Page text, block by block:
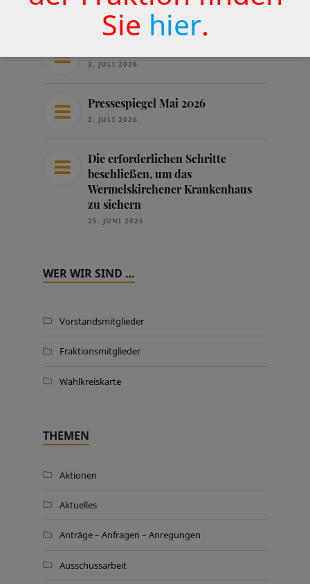
2. JULI 2026
Pressespiegel Mai 2026
2. JULI 2026
Die erforderlichen Schritte
beschließen, um das
Wermelskirchener Krankenhaus
zu sichern
25. JUNI 2026
WER WIR SIND …
Vorstandsmitglieder
Fraktionsmitglieder
Wahlkreiskarte
THEMEN
Aktionen
Aktuelles
Anträge – Anfragen – Anregungen
Ausschussarbeit
Sie hier.